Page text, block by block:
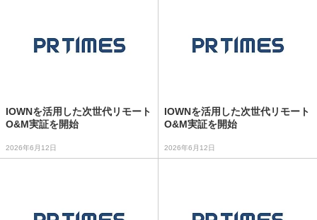
IOWNを活用した次世代リモート
O&M実証を開始
2026年6月12日
IOWNを活用した次世代リモート
O&M実証を開始
2026年6月12日